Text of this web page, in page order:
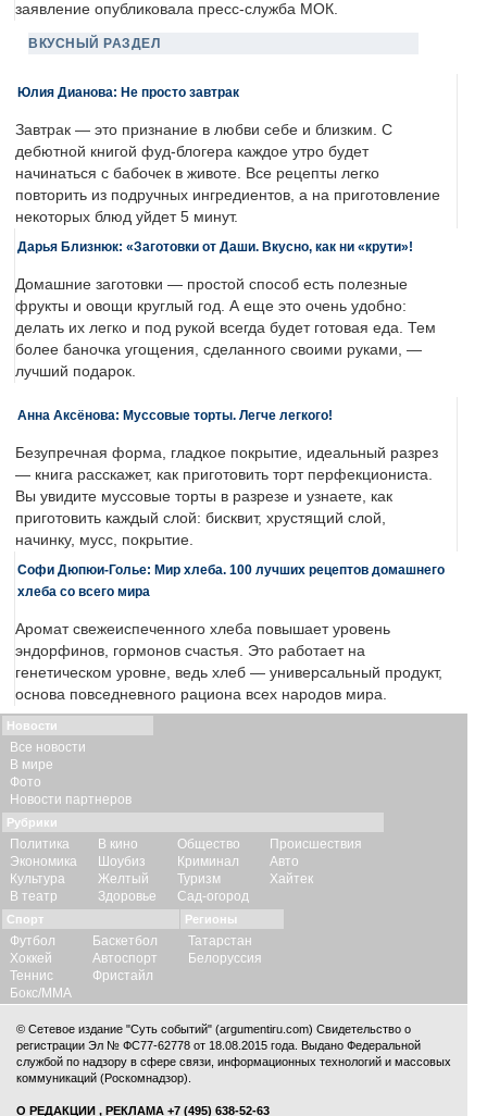
заявление опубликовала пресс-служба МОК.
ВКУСНЫЙ РАЗДЕЛ
Юлия Дианова: Не просто завтрак
Завтрак — это признание в любви себе и близким. С
дебютной книгой фуд-блогера каждое утро будет
начинаться с бабочек в животе. Все рецепты легко
повторить из подручных ингредиентов, а на приготовление
некоторых блюд уйдет 5 минут.
Дарья Близнюк: «Заготовки от Даши. Вкусно, как ни «крути»!
Домашние заготовки — простой способ есть полезные
фрукты и овощи круглый год. А еще это очень удобно:
делать их легко и под рукой всегда будет готовая еда. Тем
более баночка угощения, сделанного своими руками, —
лучший подарок.
Анна Аксёнова: Муссовые торты. Легче легкого!
Безупречная форма, гладкое покрытие, идеальный разрез
— книга расскажет, как приготовить торт перфекциониста.
Вы увидите муссовые торты в разрезе и узнаете, как
приготовить каждый слой: бисквит, хрустящий слой,
начинку, мусс, покрытие.
Софи Дюпюи-Голье: Мир хлеба. 100 лучших рецептов домашнего
хлеба со всего мира
Аромат свежеиспеченного хлеба повышает уровень
эндорфинов, гормонов счастья. Это работает на
генетическом уровне, ведь хлеб — универсальный продукт,
основа повседневного рациона всех народов мира.
Новости
Все новости
В мире
Фото
Новости партнеров
Рубрики
Политика
Экономика
Культура
В театр
В кино
Шоубиз
Желтый
Здоровье
Общество
Криминал
Туризм
Сад-огород
Происшествия
Авто
Хайтек
Спорт
Футбол
Хоккей
Теннис
Бокс/ММА
Баскетбол
Автоспорт
Фристайл
Регионы
Татарстан
Белоруссия
© Сетевое издание "Суть событий" (argumentiru.com) Свидетельство о
регистрации Эл № ФС77-62778 от 18.08.2015 года. Выдано Федеральной
службой по надзору в сфере связи, информационных технологий и массовых
коммуникаций (Роскомнадзор).
О РЕДАКЦИИ , РЕКЛАМА +7 (495) 638-52-63